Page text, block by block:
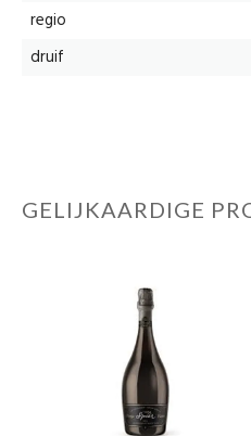
regio
druif
GELIJKAARDIGE